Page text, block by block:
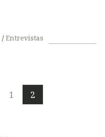
Entrevistas
1 2